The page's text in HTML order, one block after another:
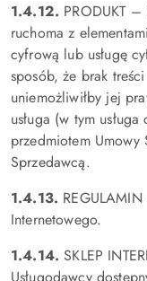
1.4.12. PRODUKT
ruchoma z
cyfrową lub usługę
sposób, że brak
uniemożliwiłby jej
usługa (w tym
przedmiotem Umowy
Sprzedawcą.
1.4.13.
Internetowego.
1.4.14. SKLEP